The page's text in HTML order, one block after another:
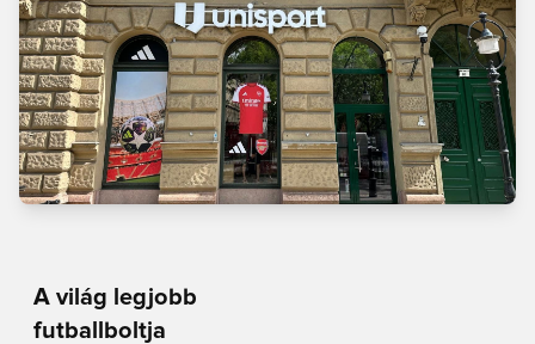
A világ legjobb
futballboltja